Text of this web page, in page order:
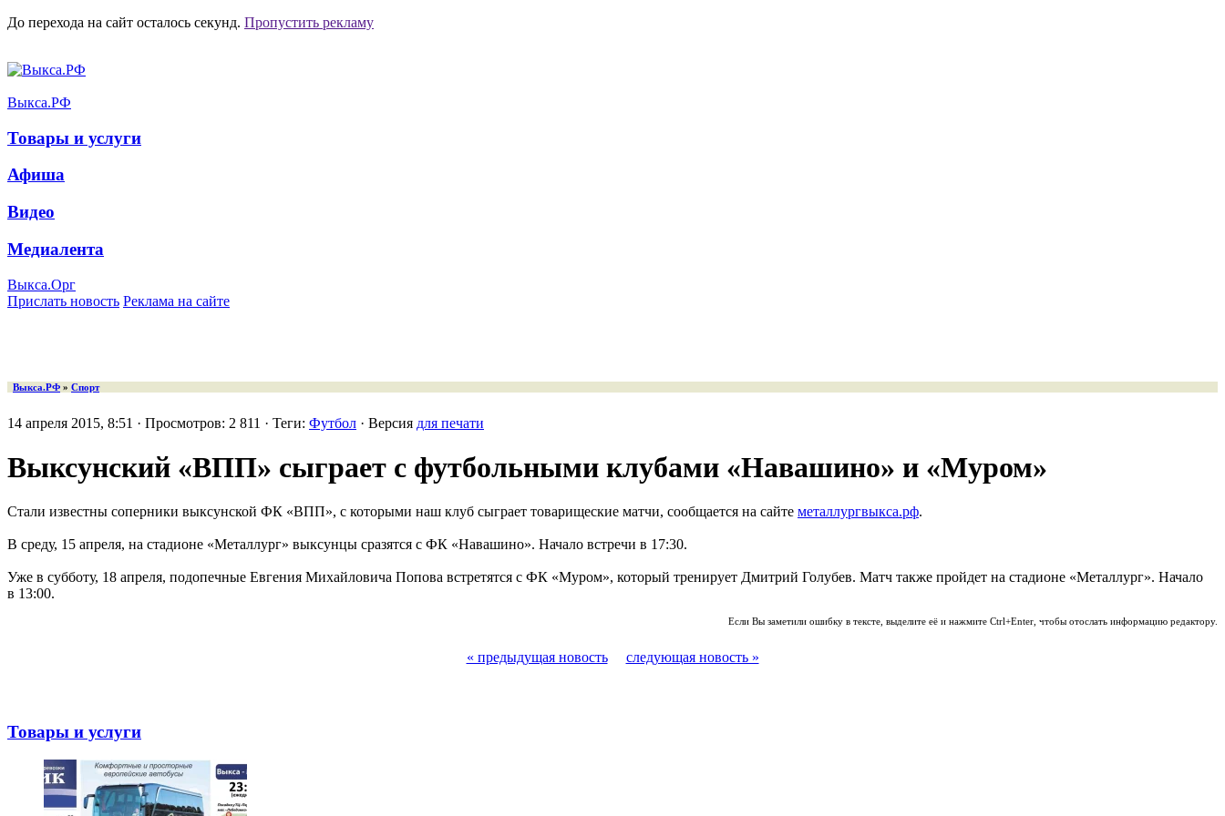
До перехода на сайт осталось секунд. Пропустить рекламу
Выкса.РФ
Товары и услуги
Афиша
Видео
Медиалента
Выкса.Орг
Прислать новость Реклама на сайте
Выкса.РФ » Спорт
14 апреля 2015, 8:51 · Просмотров: 2 811 · Теги: Футбол · Версия для печати
Выксунский «ВПП» сыграет с футбольными клубами «Навашино» и «Муром»
Стали известны соперники выксунской ФК «ВПП», с которыми наш клуб сыграет товарищеские матчи, сообщается на сайте металлургвыкса.рф.
В среду, 15 апреля, на стадионе «Металлург» выксунцы сразятся с ФК «Навашино». Начало встречи в 17:30.
Уже в субботу, 18 апреля, подопечные Евгения Михайловича Попова встретятся с ФК «Муром», который тренирует Дмитрий Голубев. Матч также пройдет на стадионе «Металлург». Начало
в 13:00.
Если Вы заметили ошибку в тексте, выделите её и нажмите Ctrl+Enter, чтобы отослать информацию редактору.
« предыдущая новость следующая новость »
Товары и услуги